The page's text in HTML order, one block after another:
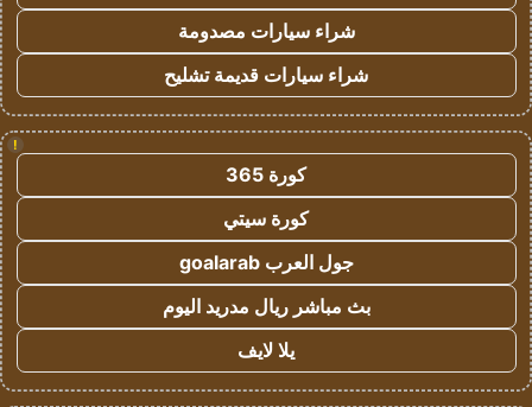
شراء سيارات مصدومة
شراء سيارات قديمة تشليح
!
كورة 365
كورة سيتي
جول العرب goalarab
بث مباشر ريال مدريد اليوم
يلا لايف